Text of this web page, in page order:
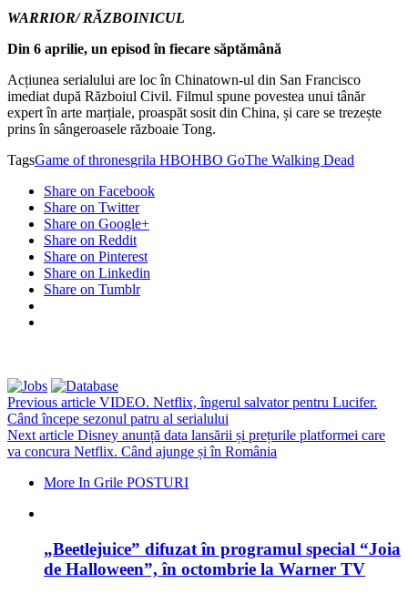
WARRIOR/ RĂZBOINICUL
Din 6 aprilie, un episod în fiecare săptămână
Acțiunea serialului are loc în Chinatown-ul din San Francisco
imediat după Războiul Civil. Filmul spune povestea unui tânăr
expert în arte marțiale, proaspăt sosit din China, și care se trezește
prins în sângeroasele războaie Tong.
TagsGame of thronesgrila HBOHBO GoThe Walking Dead
Share on Facebook
Share on Twitter
Share on Google+
Share on Reddit
Share on Pinterest
Share on Linkedin
Share on Tumblr
Previous article VIDEO. Netflix, îngerul salvator pentru Lucifer.
Când începe sezonul patru al serialului
Next article Disney anunță data lansării și prețurile platformei care
va concura Netflix. Când ajunge și în România
More In Grile POSTURI
„Beetlejuice” difuzat în programul special “Joia
de Halloween”, în octombrie la Warner TV